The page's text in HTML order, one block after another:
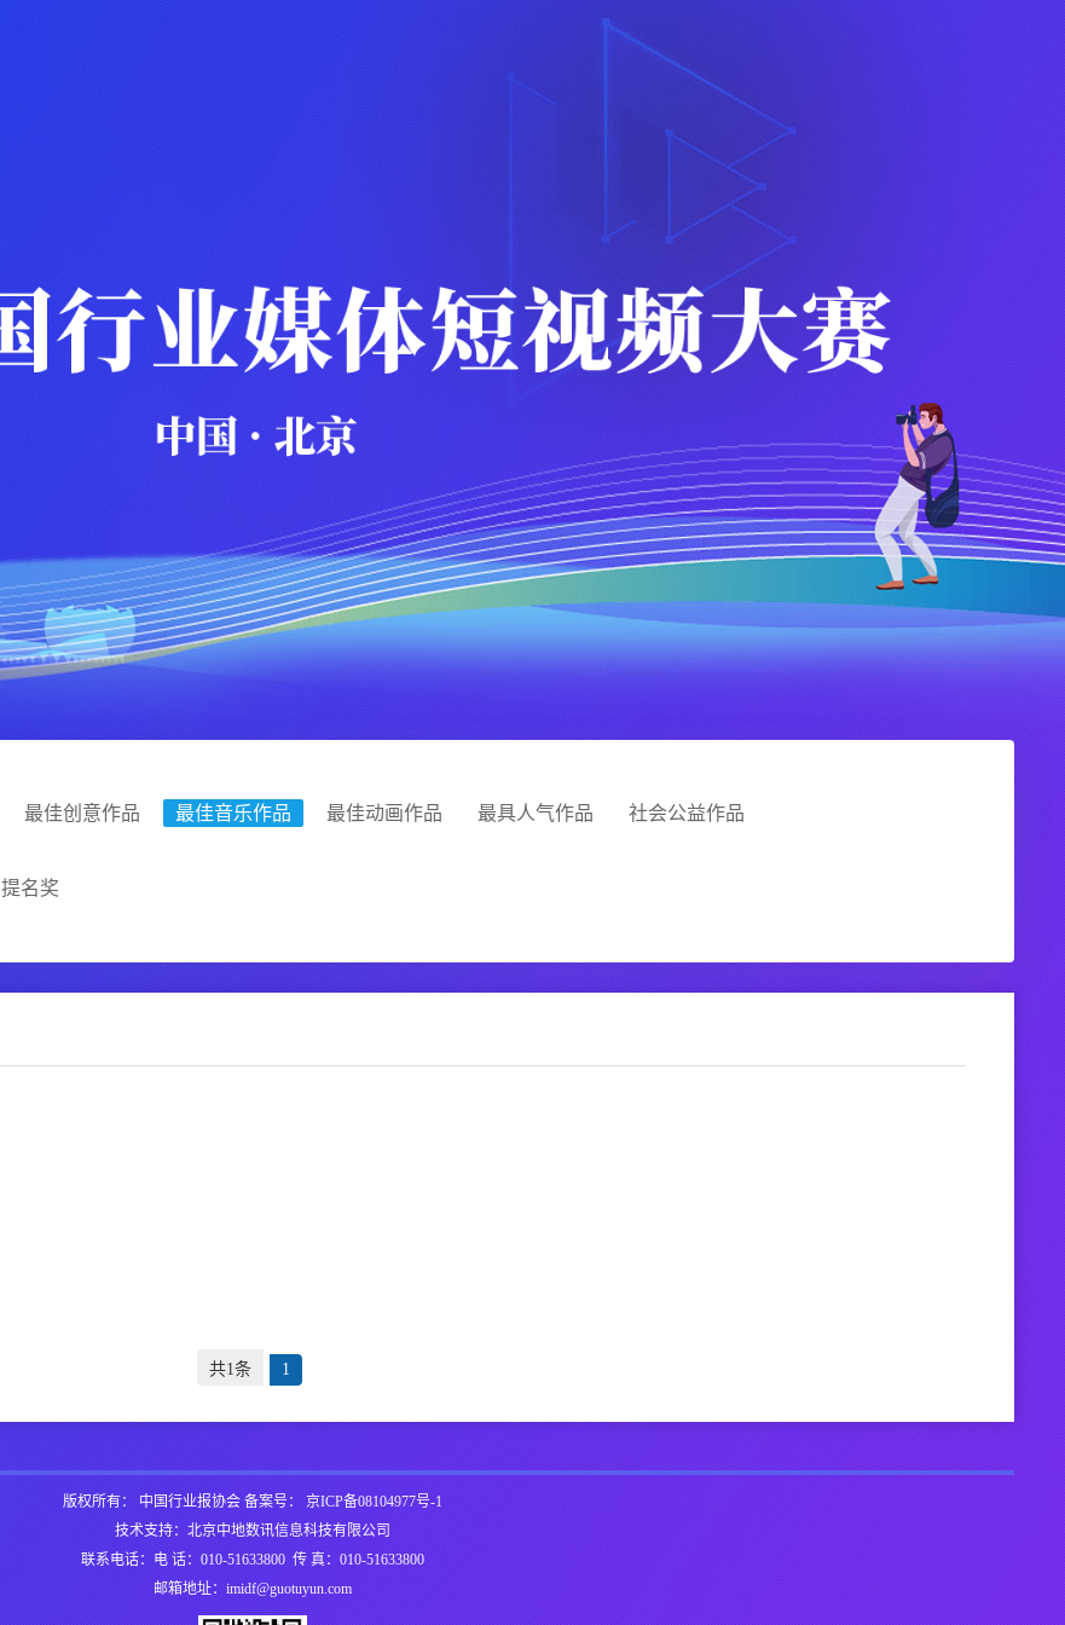
最佳创意作品 最佳音乐作品 最佳动画作品 最具人气作品 社会公益作品
提名奖
共1条 1
版权所有： 中国行业报协会 备案号： 京ICP备08104977号-1
技术支持：北京中地数讯信息科技有限公司
联系电话：电 话：010-51633800 传 真：010-51633800
邮箱地址：imidf@guotuyun.com